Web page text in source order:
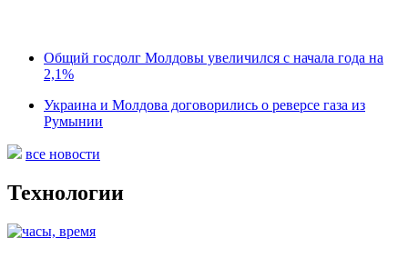
Общий госдолг Молдовы увеличился с начала года на
2,1%
Украина и Молдова договорились о реверсе газа из
Румынии
все новости
Технологии